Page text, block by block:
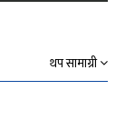
थप सामाग्री